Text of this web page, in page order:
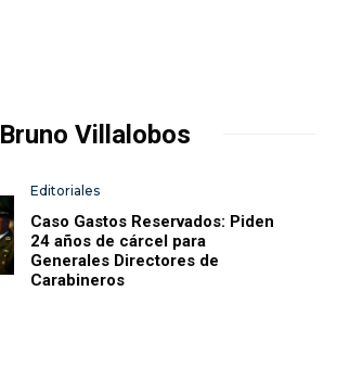
Bruno Villalobos
Editoriales
Caso Gastos Reservados: Piden
24 años de cárcel para
Generales Directores de
Carabineros